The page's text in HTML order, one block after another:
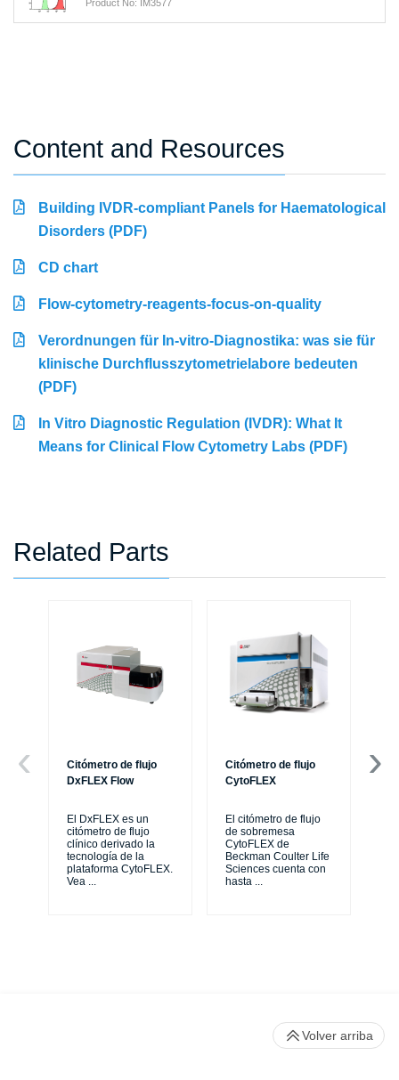
Product No: IM3577
Content and Resources
Building IVDR-compliant Panels for Haematological
Disorders (PDF)
CD chart
Flow-cytometry-reagents-focus-on-quality
Verordnungen für In-vitro-Diagnostika: was sie für
klinische Durchflusszytometrielabore bedeuten
(PDF)
In Vitro Diagnostic Regulation (IVDR): What It
Means for Clinical Flow Cytometry Labs (PDF)
Related Parts
Citómetro de flujo
DxFLEX Flow
El DxFLEX es un
citómetro de flujo
clínico derivado la
tecnología de la
plataforma CytoFLEX.
Vea ...
Citómetro de flujo
CytoFLEX
El citómetro de flujo
de sobremesa
CytoFLEX de
Beckman Coulter Life
Sciences cuenta con
hasta ...
Volver arriba